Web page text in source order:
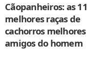
Cãopanheiros: as 11
melhores raças de
cachorros melhores
amigos do homem